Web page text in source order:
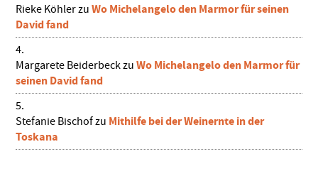
Rieke KöhlerzuWo Michelangelo den Marmor für seinen
David fand
Margarete BeiderbeckzuWo Michelangelo den Marmor für
seinen David fand
Stefanie Bischofzu Mithilfe bei der Weinernte in der
Toskana